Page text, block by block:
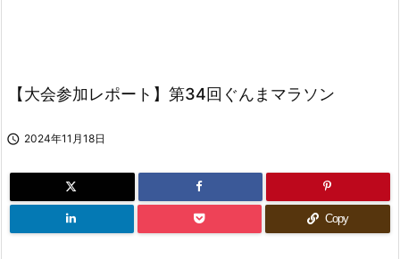
【大会参加レポート】第34回ぐんまマラソン
 2024年11月18日
Copy